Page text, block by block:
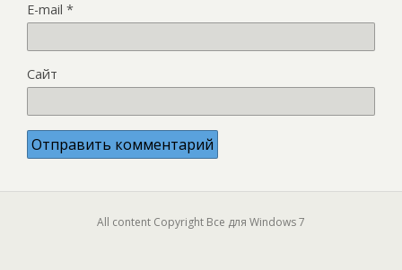
E-mail *
Сайт
All content Copyright Все для Windows 7